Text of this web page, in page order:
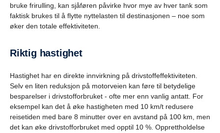
bruke frirulling, kan sjåføren påvirke hvor mye av hver tank som
faktisk brukes til å flytte nyttelasten til destinasjonen – noe som
øker den totale effektiviteten.
Riktig hastighet
Hastighet har en direkte innvirkning på drivstoffeffektiviteten.
Selv en liten reduksjon på motorveien kan føre til betydelige
besparelser i drivstofforbruket - ofte mer enn vanlig antatt. For
eksempel kan det å øke hastigheten med 10 km/t redusere
reisetiden med bare 8 minutter over en avstand på 100 km, men
det kan øke drivstofforbruket med opptil 10 %. Opprettholdelse